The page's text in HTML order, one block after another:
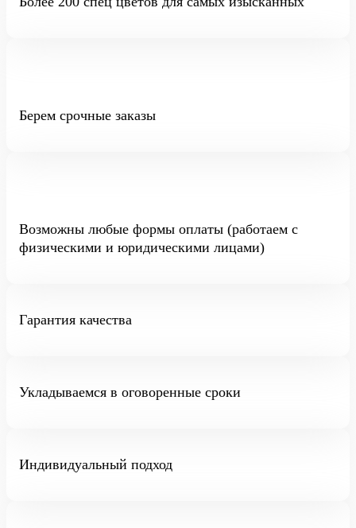
Берем срочные заказы
Возможны любые формы оплаты (работаем с
физическими и юридическими лицами)
Гарантия качества
Укладываемся в оговоренные сроки
Индивидуальный подход